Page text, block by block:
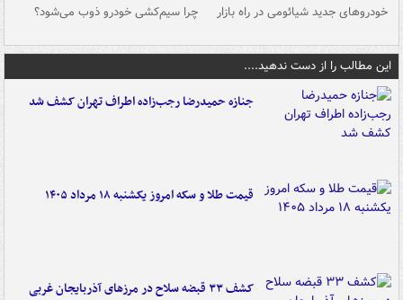
خودروهای جدید شیائومی در راه بازار چرا سیم‌کشی خودرو ذوب می‌شود؟
این مطالب را از دست ندهید....
جنازه حمیدرضا رجب‌زاده اطراف تهران کشف شد
قیمت طلا و سکه امروز یکشنبه ۱۸ مرداد ۱۴۰۵
کشف ۳۳ قبضه سلاح در مرزهای آذربایجان غربی